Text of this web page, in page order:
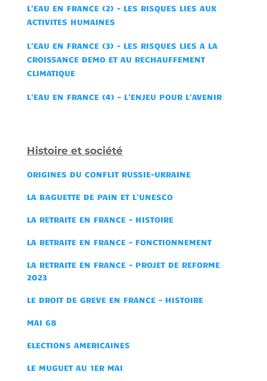
L'EAU EN FRANCE (2) - LES RISQUES LIES AUX
ACTIVITES HUMAINES
L'EAU EN FRANCE (3) - LES RISQUES LIES A LA
CROISSANCE DEMO ET AU RECHAUFFEMENT
CLIMATIQUE
L'EAU EN FRANCE (4) - L'ENJEU POUR L'AVENIR
Histoire et société
ORIGINES DU CONFLIT RUSSIE-UKRAINE
LA BAGUETTE DE PAIN ET L'UNESCO
LA RETRAITE EN FRANCE - HISTOIRE
LA RETRAITE EN FRANCE - FONCTIONNEMENT
LARETRAITE EN FRANCE - PROJET DE REFORME
2023
LE DROIT DE GREVE EN FRANCE - HISTOIRE
MAI 68
ELECTIONS AMERICAINES
LE MUGUET AU 1ER MAI